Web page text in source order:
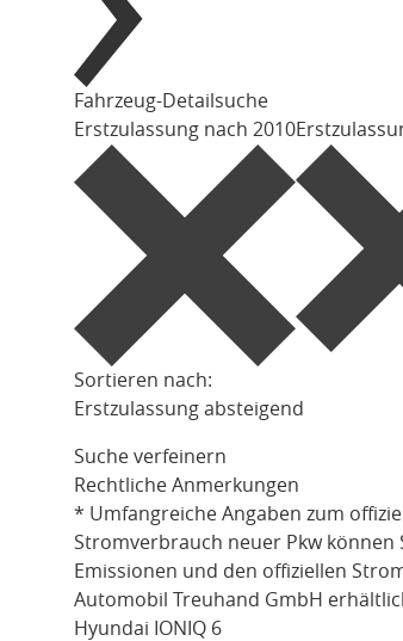
Fahrzeug-Detailsuche
Erstzulassung nach 2010
Sortieren nach:
Erstzulassung absteigend
Suche verfeinern
Rechtliche Anmerkungen
* Umfangreiche Angaben zum
Stromverbrauch neuer Pkw können
Emissionen und den offiziellen
Automobil Treuhand GmbH
Hyundai IONIQ 6